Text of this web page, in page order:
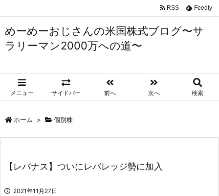
めーめーおじさんの米国株式ブログ〜サ
ラリーマン2000万への道〜
メニュー サイドバー 前へ 次へ 検索
RSS Feedly
ホーム > 個別株
【レバナス】ついにレバレッジ勢に加入
2021年11月27日